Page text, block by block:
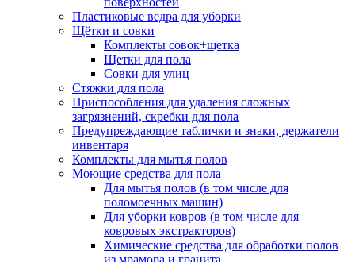
Пластиковые ведра для уборки
Щётки и совки
Комплекты совок+щетка
Щетки для пола
Совки для улиц
Стяжки для пола
Приспособления для удаления сложных
загрязнений, скребки для пола
Предупреждающие таблички и знаки, держатели
инвентаря
Комплекты для мытья полов
Моющие средства для пола
Для мытья полов (в том числе для
поломоечных машин)
Для уборки ковров (в том числе для
ковровых экстракторов)
Химические средства для обработки полов
из мрамора и гранита